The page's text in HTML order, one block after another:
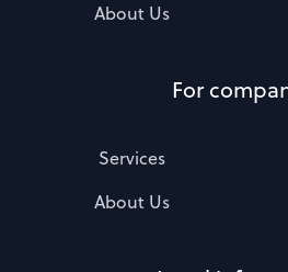
About Us
For
Services
About Us